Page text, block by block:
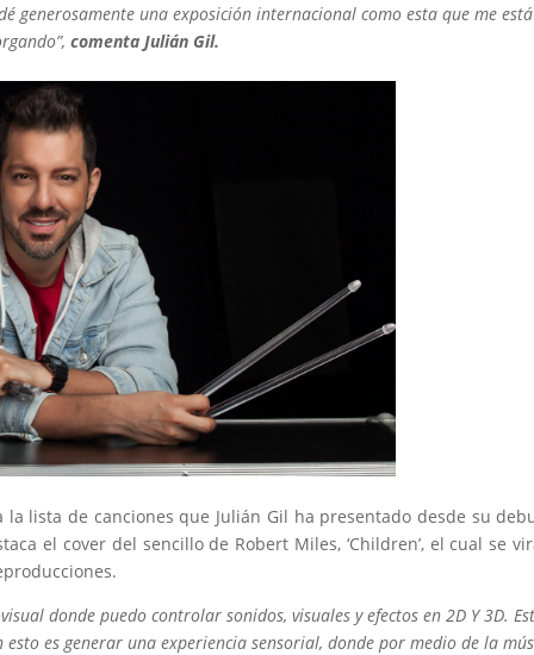
generosamente una exposición internacional como esta que me está
comenta Julián Gil.
lista de canciones que Julián Gil ha presentado desde su
el cover del sencillo de Robert Miles, ‘Children’, el cual se
donde puedo controlar sonidos, visuales y efectos en 2D Y 3D.
es generar una experiencia sensorial, donde por medio de la